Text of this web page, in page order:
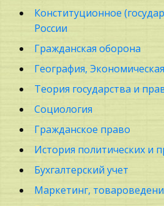
Конституционное
России
Гражданская оборона
География,
Теория государства и
Социология
Гражданское право
История политических и
Бухгалтерский учет
Маркетинг,